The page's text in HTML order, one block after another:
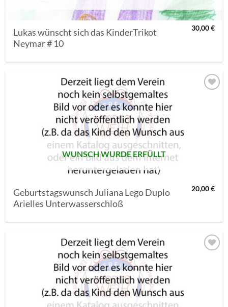
Lukas wünscht sich das KinderTrikot
Neymar # 10
30,00€
WUNSCH WURDE ERFÜLLT
Geburtstagswunsch Juliana Lego Duplo
Arielles Unterwasserschloß
20,00€